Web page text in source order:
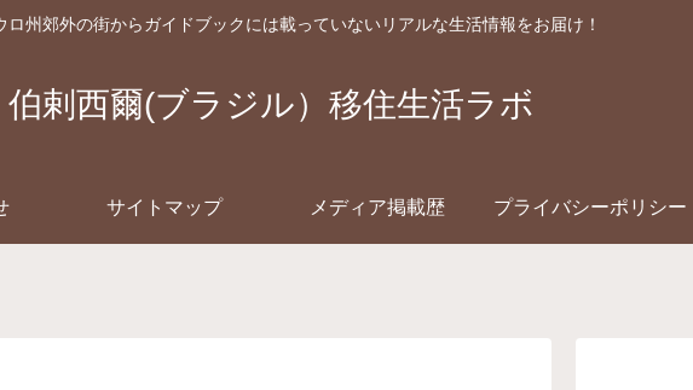
ロ州郊外の街からガイドブックには載っていないリアルな生活情報をお届け！
伯剌西爾(ブラジル）移住生活ラボ
サイトマップ メディア掲載歴 プライバシーポリシー